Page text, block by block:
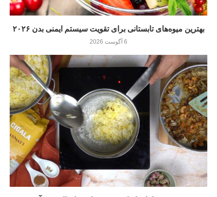
بهترین میوه‌های تابستانی برای تقویت سیستم ایمنی بدن ۲۰۲۶
6 آگوست 2026